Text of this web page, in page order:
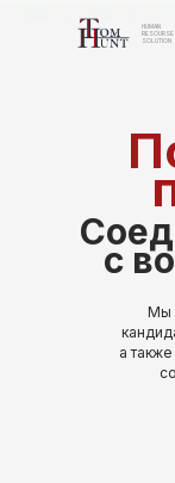
HUMAN
RESOURSE
SOLUTION
с
Мы
а